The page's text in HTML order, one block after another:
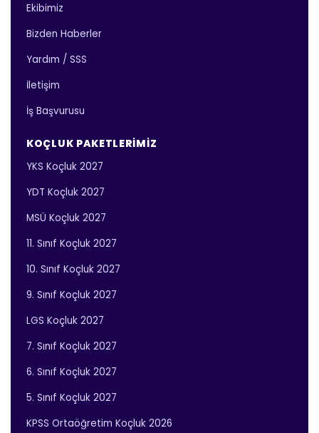
Ekibimiz
Bizden Haberler
Yardım / SSS
İletişim
İş Başvurusu
KOÇLUK PAKETLERIMIZ
YKS Koçluk 2027
YDT Koçluk 2027
MSÜ Koçluk 2027
11. Sınıf Koçluk 2027
10. Sınıf Koçluk 2027
9. Sınıf Koçluk 2027
LGS Koçluk 2027
7. Sınıf Koçluk 2027
6. Sınıf Koçluk 2027
5. Sınıf Koçluk 2027
KPSS Ortaöğretim Koçluk 2026